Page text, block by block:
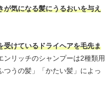
が気になる髪にうるおいを与え
受けているドライヘアを毛先ま
ンリッチのシャンプーは2種類用
うの髪」「かたい髪」によっ